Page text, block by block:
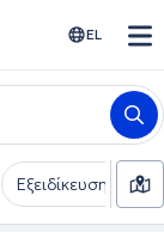
EL
Εξειδίκευση